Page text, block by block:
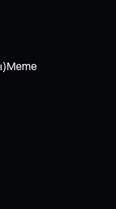
Meme